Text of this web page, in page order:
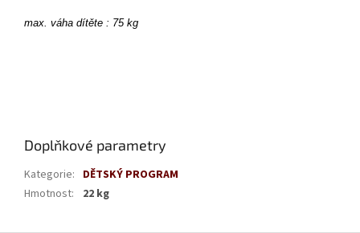
max. váha dítěte : 75 kg
Doplňkové parametry
Kategorie: DĚTSKÝ PROGRAM
Hmotnost: 22 kg